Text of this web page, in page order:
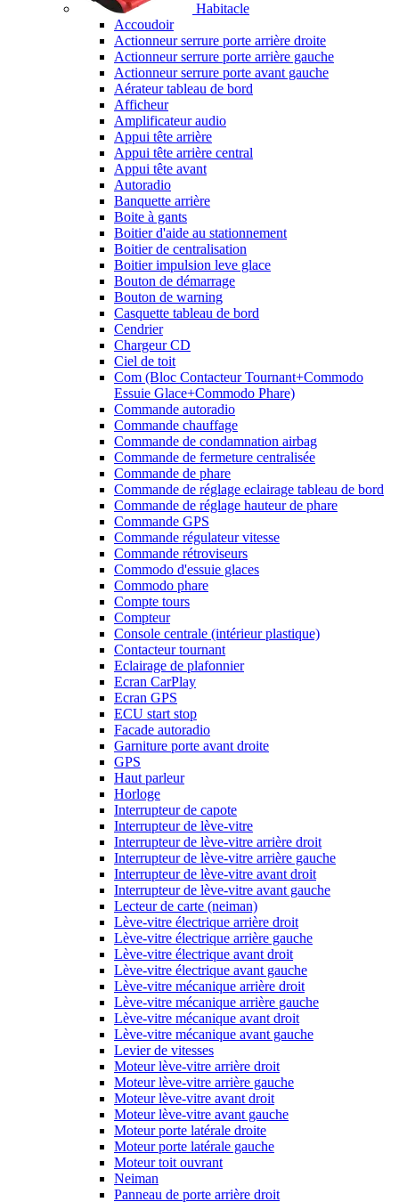
Habitacle
Accoudoir
Actionneur serrure porte arrière droite
Actionneur serrure porte arrière gauche
Actionneur serrure porte avant gauche
Aérateur tableau de bord
Afficheur
Amplificateur audio
Appui tête arrière
Appui tête arrière central
Appui tête avant
Autoradio
Banquette arrière
Boite à gants
Boitier d'aide au stationnement
Boitier de centralisation
Boitier impulsion leve glace
Bouton de démarrage
Bouton de warning
Casquette tableau de bord
Cendrier
Chargeur CD
Ciel de toit
Com (Bloc Contacteur Tournant+Commodo
Essuie Glace+Commodo Phare)
Commande autoradio
Commande chauffage
Commande de condamnation airbag
Commande de fermeture centralisée
Commande de phare
Commande de réglage eclairage tableau de bord
Commande de réglage hauteur de phare
Commande GPS
Commande régulateur vitesse
Commande rétroviseurs
Commodo d'essuie glaces
Commodo phare
Compte tours
Compteur
Console centrale (intérieur plastique)
Contacteur tournant
Eclairage de plafonnier
Ecran CarPlay
Ecran GPS
ECU start stop
Facade autoradio
Garniture porte avant droite
GPS
Haut parleur
Horloge
Interrupteur de capote
Interrupteur de lève-vitre
Interrupteur de lève-vitre arrière droit
Interrupteur de lève-vitre arrière gauche
Interrupteur de lève-vitre avant droit
Interrupteur de lève-vitre avant gauche
Lecteur de carte (neiman)
Lève-vitre électrique arrière droit
Lève-vitre électrique arrière gauche
Lève-vitre électrique avant droit
Lève-vitre électrique avant gauche
Lève-vitre mécanique arrière droit
Lève-vitre mécanique arrière gauche
Lève-vitre mécanique avant droit
Lève-vitre mécanique avant gauche
Levier de vitesses
Moteur lève-vitre arrière droit
Moteur lève-vitre arrière gauche
Moteur lève-vitre avant droit
Moteur lève-vitre avant gauche
Moteur porte latérale droite
Moteur porte latérale gauche
Moteur toit ouvrant
Neiman
Panneau de porte arrière droit